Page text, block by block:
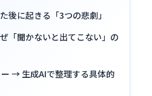
後に起きる「3つの悲劇」
「聞かないと出てこない」の
→ 生成AIで整理する具体的